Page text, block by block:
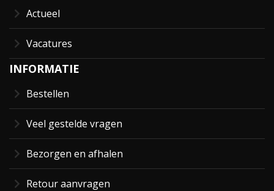
Actueel
Vacatures
INFORMATIE
Bestellen
Veel gestelde vragen
Bezorgen en afhalen
Retour aanvragen